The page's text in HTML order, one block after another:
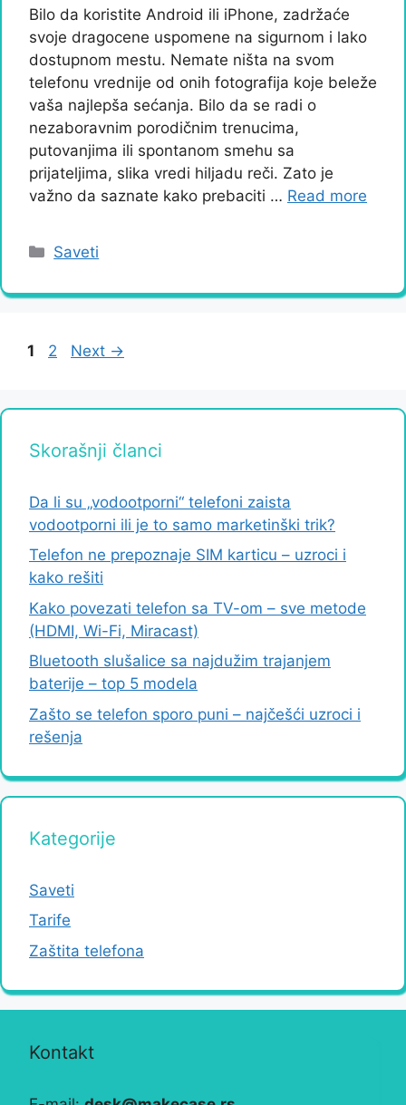
Bilo da koristite Android ili iPhone, zadržaće
svoje dragocene uspomene na sigurnom i lako
dostupnom mestu. Nemate ništa na svom
telefonu vrednije od onih fotografija koje beleže
vaša najlepša sećanja. Bilo da se radi o
nezaboravnim porodičnim trenucima,
putovanjima ili spontanom smehu sa
prijateljima, slika vredi hiljadu reči. Zato je
važno da saznate kako prebaciti … Read more
Categories
Saveti
Page
1 Page
2 Next →
Skorašnji članci
Da li su „vodootporni“ telefoni zaista
vodootporni ili je to samo marketinški trik?
Telefon ne prepoznaje SIM karticu – uzroci i
kako rešiti
Kako povezati telefon sa TV-om – sve metode
(HDMI, Wi-Fi, Miracast)
Bluetooth slušalice sa najdužim trajanjem
baterije – top 5 modela
Zašto se telefon sporo puni – najčešći uzroci i
rešenja
Kategorije
Saveti
Tarife
Zaštita telefona
Kontakt